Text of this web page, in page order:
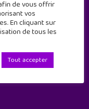
de vous offrir
vos
En cliquant sur
de tous les
Tout accepter